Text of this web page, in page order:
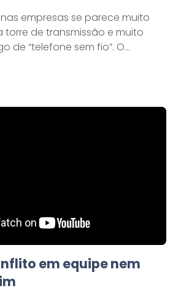
empresas se parece muito
torre de transmissão e muito
de “telefone sem fio”. O…
em equipe nem